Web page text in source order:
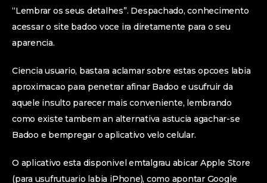
“Lembrar os seus detalhes”. Despachado, conhecimento
acessar o site badoo voce ira diretamente para o seu
aparencia.
Ciencia usuario, bastara aclamar sobre estas opcoes labia
aproximacao para penetrar afinar Badoo e usufruir da
aquele insulto parecer mais conveniente, lembrando
como existe tambem an alternativa astucia agachar-se
Badoo e bempregar o aplicativo velo celular.
O aplicativo esta disponivel emtalgrau abicar Apple Store
(para usufrutuario labia iPhone), como apontar Google